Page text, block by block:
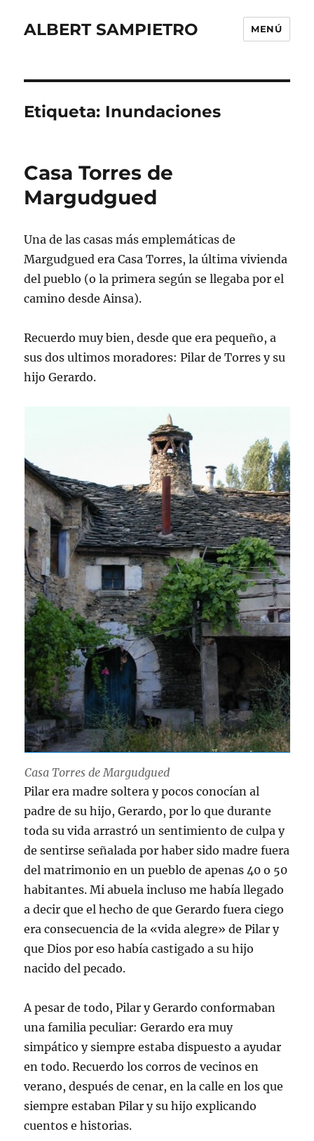
ALBERT SAMPIETRO MENÚ
Etiqueta: Inundaciones
Casa Torres de
Margudgued
Una de las casas más emplemáticas de
Margudgued era Casa Torres, la última vivienda
del pueblo (o la primera según se llegaba por el
camino desde Ainsa).
Recuerdo muy bien, desde que era pequeño, a
sus dos ultimos moradores: Pilar de Torres y su
hijo Gerardo.
Casa Torres de Margudgued
Pilar era madre soltera y pocos conocían al
padre de su hijo, Gerardo, por lo que durante
toda su vida arrastró un sentimiento de culpa y
de sentirse señalada por haber sido madre fuera
del matrimonio en un pueblo de apenas 40 o 50
habitantes. Mi abuela incluso me había llegado
a decir que el hecho de que Gerardo fuera ciego
era consecuencia de la «vida alegre» de Pilar y
que Dios por eso había castigado a su hijo
nacido del pecado.
A pesar de todo, Pilar y Gerardo conformaban
una familia peculiar: Gerardo era muy
simpático y siempre estaba dispuesto a ayudar
en todo. Recuerdo los corros de vecinos en
verano, después de cenar, en la calle en los que
siempre estaban Pilar y su hijo explicando
cuentos e historias.